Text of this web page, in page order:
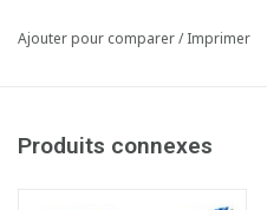
joints à base de ciment
Ajouter pour comparer/Imprimer
Produits connexes